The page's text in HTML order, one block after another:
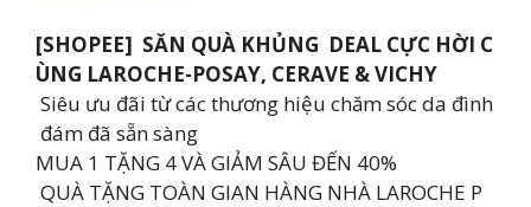
[SHOPEE] SĂN QUÀ KHỦNG DEAL CỰC HỜI C
ÙNG LAROCHE-POSAY, CERAVE & VICHY
Siêu ưu đãi từ các thương hiệu chăm sóc da đình
đám đã sẵn sàng
MUA 1 TẶNG 4 VÀ GIẢM SÂU ĐẾN 40%
QUÀ TẶNG TOÀN GIAN HÀNG NHÀ LAROCHE P